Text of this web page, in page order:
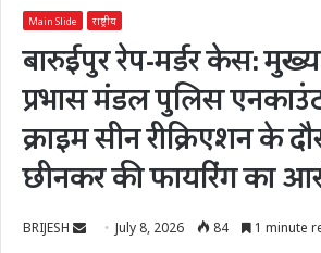
Main Slide राष्ट्रीय
बारुईपुर रेप-मर्डर केस:
प्रभास मंडल पुलिस
क्राइम सीन रीक्रिएशन के
छीनकर की फायरिंग का
BRIJESH
SendJuly 8, 2026 84 1 minute